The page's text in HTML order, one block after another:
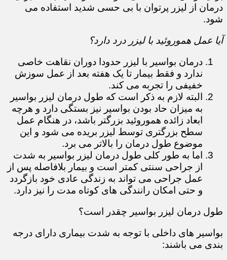
درمان از لیزر پرتوان با بی حسی شدید استفاده می
شود.
آیا عمل هموروئید با لیزر درد دارد؟
درمان بواسیر با لیزر حدودا دوران نقاهت خاصی
ندارد و فقط بیمار تا یک هفته بعد از عمل سوزش
خفیفی را تجربه می کند.
البته لازم به ذکر است که طول درمان لیزر بواسیر
به میزان حاد بودن بواسیر نیز بستگی دارد و هرچه
ابعاد زائده هموروئید بزرگتر باشد، در هنگام عمل
سطح بزرگتری توسط لیزر بریده می شود و این
موضوع طول درمان را بالاتر می برد.
اما به طور کلی طول درمان لیزر بواسیر به شدت
از جراحی سنتی کمتر است و بیمار بلافاصله پس از
عمل جراحی می تواند به زندگی عادی خود بازگردد
و حتی امکان رانندگی های کوتاه مدت را نیز دارد.
طول درمان لیزر بواسیر چقدر است؟
بواسیر های داخلی با توجه به شدت بیماری دارای درجه
بندی می باشند: